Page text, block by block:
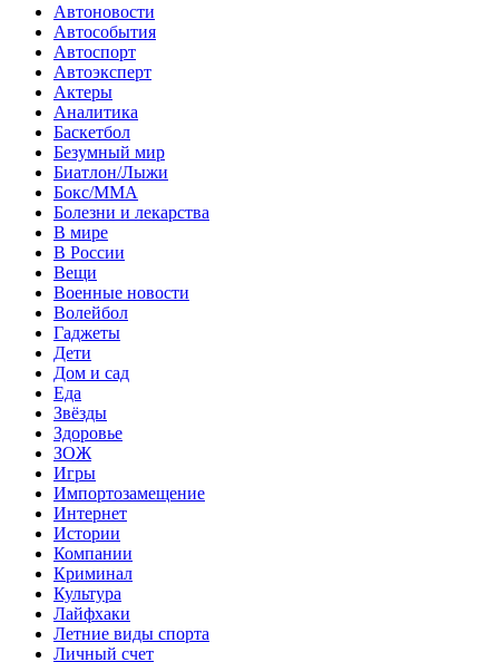
Автоновости
Автособытия
Автоспорт
Автоэксперт
Актеры
Аналитика
Баскетбол
Безумный мир
Биатлон/Лыжи
Бокс/MMA
Болезни и лекарства
В мире
В России
Вещи
Военные новости
Волейбол
Гаджеты
Дети
Дом и сад
Еда
Звёзды
Здоровье
ЗОЖ
Игры
Импортозамещение
Интернет
Истории
Компании
Криминал
Культура
Лайфхаки
Летние виды спорта
Личный счет